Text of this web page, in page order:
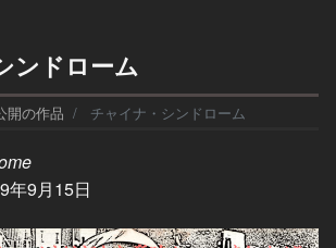
ンドローム
開の作品 チャイナ・シンドローム
9月15日